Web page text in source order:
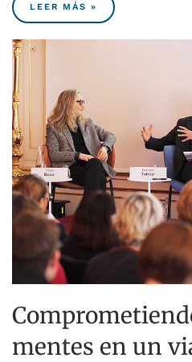
LEER MÁS »
mentes en un